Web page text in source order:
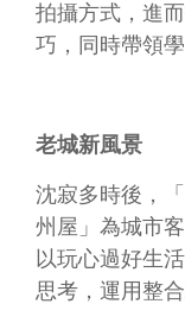
著
作
長
箱
無
拍攝方式，進
巧，同時帶領
老城新風景
沈寂多時後，
州屋」為城市
以玩心過好生
思考，運用整